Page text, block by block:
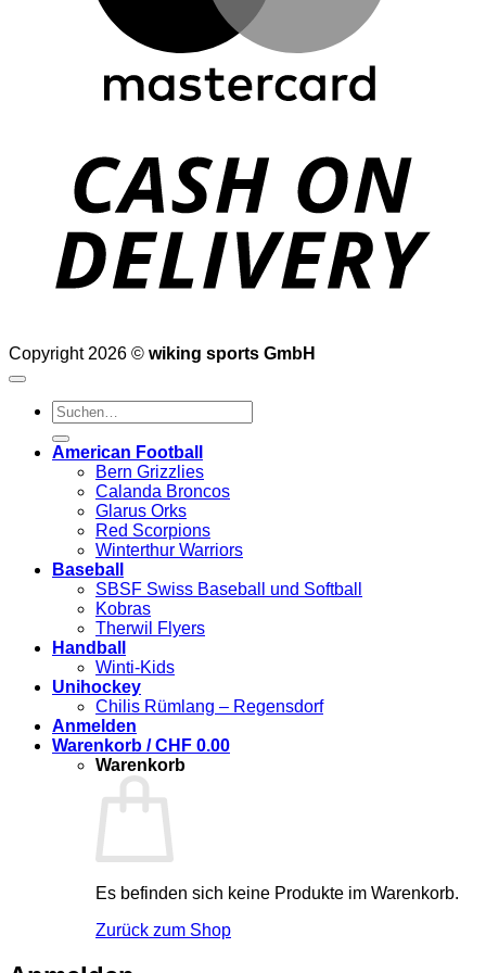
Copyright 2026 © wiking sports GmbH
Suchen
nach:
American Football
Bern Grizzlies
Calanda Broncos
Glarus Orks
Red Scorpions
Winterthur Warriors
Baseball
SBSF Swiss Baseball und Softball
Kobras
Therwil Flyers
Handball
Winti-Kids
Unihockey
Chilis Rümlang – Regensdorf
Anmelden
Warenkorb /CHF 0.00
Warenkorb
Es befinden sich keine Produkte im Warenkorb.
Zurück zum Shop